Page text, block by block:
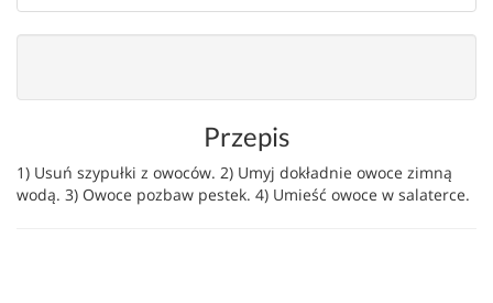
Przepis
1) Usuń szypułki z owoców. 2) Umyj dokładnie owoce zimną
wodą. 3) Owoce pozbaw pestek. 4) Umieść owoce w salaterce.